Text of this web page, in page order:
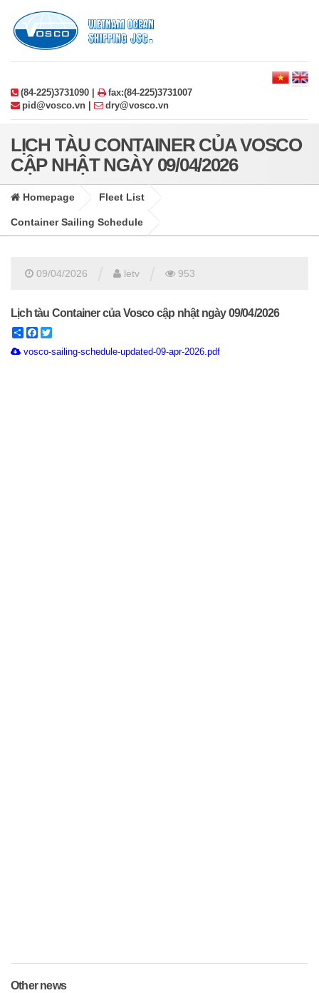
(84-225)3731090 |
fax:(84-225)3731007
pid@vosco.vn |
dry@vosco.vn
LỊCH TÀU CONTAINER CỦA VOSCO
CẬP NHẬT NGÀY 09/04/2026
Homepage Fleet List
Container Sailing Schedule
09/04/2026 letv 953
Lịch tàu Container của Vosco cập nhật ngày 09/04/2026
ShareFacebook
vosco-sailing-schedule-updated-09-apr-2026.pdf
Other news